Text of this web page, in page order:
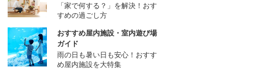
「家で何する？」を解決！おす
すめの過ごし方
おすすめ屋内施設・室内遊び場
ガイド
雨の日も暑い日も安心！おすす
め屋内施設を大特集